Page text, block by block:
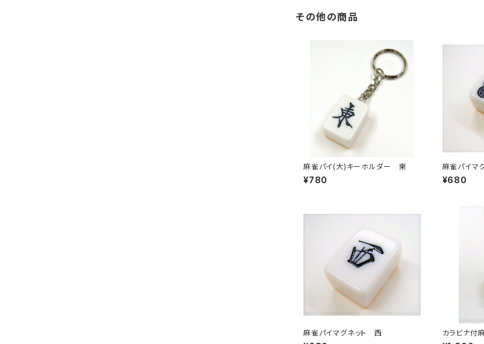
その他の商品
麻雀パイ(大)キーホルダー 東
¥780
麻雀パイマ
¥680
麻雀パイマグネット 西
カラビナ付
ト 【サンマン